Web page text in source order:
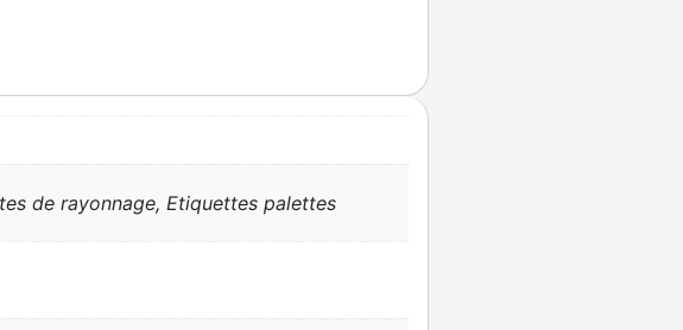
de rayonnage, Etiquettes palettes